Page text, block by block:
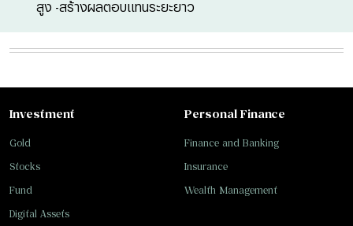
สูง -สร้างผลตอบแทนระยะยาว
Investment
Gold
Stocks
Fund
Digital Assets
Personal Finance
Finance and Banking
Insurance
Wealth Management